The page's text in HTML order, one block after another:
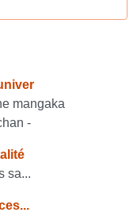
mangaka
-
sa...